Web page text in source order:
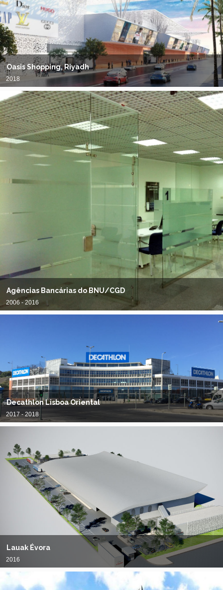
Oasis Shopping, Riyadh
2018
Agências Bancárias do BNU/CGD
2006 - 2016
Decathlon Lisboa Oriental
2017 - 2018
Lauak Évora
2016